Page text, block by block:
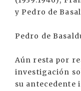
y Pedro de
Pedro de
Aún resta por
investigación
su antecedente